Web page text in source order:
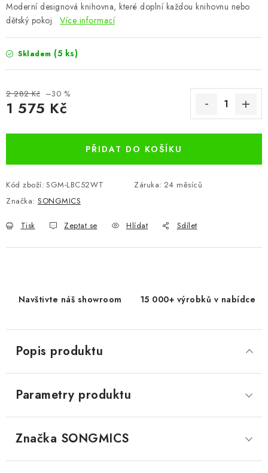
VÝPRODEJ
Bonusový program NBM+
Moderní designová knihovna, které doplní každou knihovnu nebo
dětský pokoj. Více informací
Skladem (5 ks)
2 282 Kč –30 %
1 575 Kč
PŘIDAT DO KOŠÍKU
Kód zboží: SGM-LBC52WT Záruka: 24 měsíců
Značka: SONGMICS
Tisk Zeptat se Hlídat Sdílet
Navštivte náš showroom 15 000+ výrobků v nabídce
Popis produktu
Parametry produktu
Značka SONGMICS